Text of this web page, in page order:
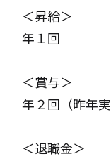
＜昇給＞
年１回
＜賞与＞
年２回（昨年
＜退職金＞